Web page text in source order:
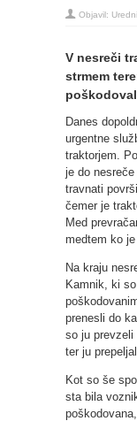
Objavil:
V nesreči
strmem
Danes
urgentne
traktorjem.
je do
travnati
čemer je
Med
medtem ko
Na kraju
Kamnik, ki
prenesli do
so ju prevzeli
ter ju
Kot so še
sta bila